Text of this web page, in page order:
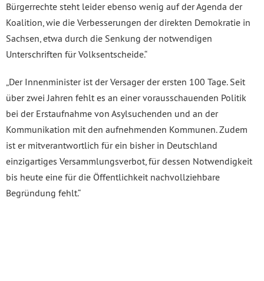
Bürgerrechte steht leider ebenso wenig auf der Agenda der
Koalition, wie die Verbesserungen der direkten Demokratie in
Sachsen, etwa durch die Senkung der notwendigen
Unterschriften für Volksentscheide.“
„Der Innenminister ist der Versager der ersten 100 Tage. Seit
über zwei Jahren fehlt es an einer vorausschauenden Politik
bei der Erstaufnahme von Asylsuchenden und an der
Kommunikation mit den aufnehmenden Kommunen. Zudem
ist er mitverantwortlich für ein bisher in Deutschland
einzigartiges Versammlungsverbot, für dessen Notwendigkeit
bis heute eine für die Öffentlichkeit nachvollziehbare
Begründung fehlt.“